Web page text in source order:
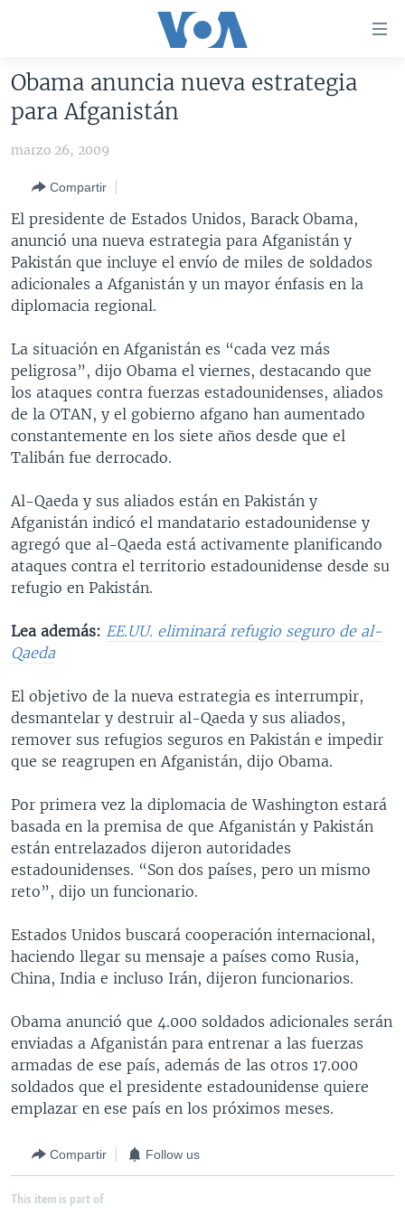
accesibilidad
contenido
Salte
navegador
principal
Salte
búsqueda
AMÉRICA DEL NORTE
MÉXICO
HAITÍ
ELECCIONES EEUU 2024
ELECCIONES EEUU
VOTO DIVIDIDO
VOA VERIFICA
VOA VERIFICA UCRANIA/RUSIA
VOA VERIFICA INMIGRACIÓN
VOA VERIFICA AMÉRICA LATINA
AMÉRICA LATINA
ARGENTINA
BOLIVIA
COLOMBIA
PERÚ
ECUADOR
VENEZUELA
BRASIL
CHINA EN AMÉRICA LATINA
CENTROAMÉRICA
COSTA RICA
GUATEMALA
HONDURAS
NICARAGUA
OTRAS SECCIONES
LIBERTAD DE PRENSA
MUNDO
ECONOMÍA
ENTRETENIMIENTO Y CULTURA
DEPORTES
CIENCIA Y SALUD
LIBERTAD DE PRENSA
UCRANIA
MULTIMEDIA
VIDEOS
AUDIOS
PROGRAMAS TV
FORO INTERAMERICANO
VISIÓN 360
LAS CLAVES
AVANCE INFORMATIVO
AUDIONOTICIAS
BUENOS DÍAS AMÉRICA
EL MUNDO AL DÍA [RADIO]
DEPORTIVO INTERNACIONAL
NOTA ECONÓMICA
DIRECT
DOCUMENTALES DE LA VOA
Learning English
SÍGANOS
Idiomas
Obama anuncia nueva estrategia
para Afganistán
marzo 26, 2009
Compartir
El presidente de Estados Unidos, Barack Obama,
anunció una nueva estrategia para Afganistán y
Pakistán que incluye el envío de miles de soldados
adicionales a Afganistán y un mayor énfasis en la
diplomacia regional.
La situación en Afganistán es “cada vez más
peligrosa”, dijo Obama el viernes, destacando que
los ataques contra fuerzas estadounidenses, aliados
de la OTAN, y el gobierno afgano han aumentado
constantemente en los siete años desde que el
Talibán fue derrocado.
Al-Qaeda y sus aliados están en Pakistán y
Afganistán indicó el mandatario estadounidense y
agregó que al-Qaeda está activamente planificando
ataques contra el territorio estadounidense desde su
refugio en Pakistán.
Lea además: EE.UU. eliminará refugio seguro de al-
Qaeda
El objetivo de la nueva estrategia es interrumpir,
desmantelar y destruir al-Qaeda y sus aliados,
remover sus refugios seguros en Pakistán e impedir
que se reagrupen en Afganistán, dijo Obama.
Por primera vez la diplomacia de Washington estará
basada en la premisa de que Afganistán y Pakistán
están entrelazados dijeron autoridades
estadounidenses. “Son dos países, pero un mismo
reto”, dijo un funcionario.
Estados Unidos buscará cooperación internacional,
haciendo llegar su mensaje a países como Rusia,
China, India e incluso Irán, dijeron funcionarios.
Obama anunció que 4.000 soldados adicionales serán
enviadas a Afganistán para entrenar a las fuerzas
armadas de ese país, además de las otros 17.000
soldados que el presidente estadounidense quiere
emplazar en ese país en los próximos meses.
Compartir Follow us
This item is part of